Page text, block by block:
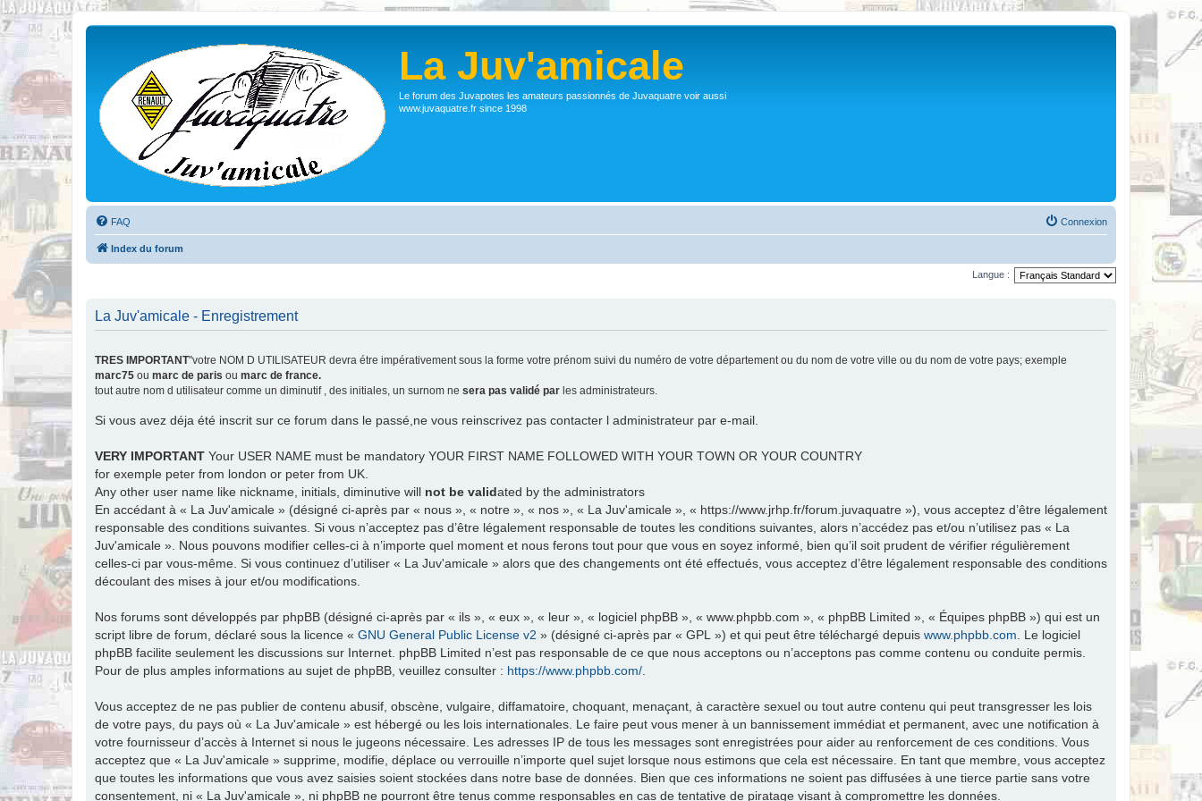
La Juv'amicale
Le forum des Juvapotes les amateurs passionnés de Juvaquatre voir aussi
www.juvaquatre.fr since 1998
FAQ Connexion
Index du forum
Langue :
La Juv'amicale - Enregistrement
TRES IMPORTANT"votre NOM D UTILISATEUR devra étre impérativement sous la forme votre prénom suivi du numéro de votre département ou du nom de votre ville ou du nom de votre pays; exemple
marc75 ou marc de paris ou marc de france.
tout autre nom d utilisateur comme un diminutif , des initiales, un surnom ne sera pas validé par les administrateurs.
Si vous avez déja été inscrit sur ce forum dans le passé,ne vous reinscrivez pas contacter l administrateur par e-mail.
VERY IMPORTANT Your USER NAME must be mandatory YOUR FIRST NAME FOLLOWED WITH YOUR TOWN OR YOUR COUNTRY
for exemple peter from london or peter from UK.
Any other user name like nickname, initials, diminutive will not be validated by the administrators
En accédant à « La Juv'amicale » (désigné ci-après par « nous », « notre », « nos », « La Juv'amicale », « https://www.jrhp.fr/forum.juvaquatre »), vous acceptez d’être légalement
responsable des conditions suivantes. Si vous n’acceptez pas d’être légalement responsable de toutes les conditions suivantes, alors n’accédez pas et/ou n’utilisez pas « La
Juv'amicale ». Nous pouvons modifier celles-ci à n’importe quel moment et nous ferons tout pour que vous en soyez informé, bien qu’il soit prudent de vérifier régulièrement
celles-ci par vous-même. Si vous continuez d’utiliser « La Juv'amicale » alors que des changements ont été effectués, vous acceptez d’être légalement responsable des conditions
découlant des mises à jour et/ou modifications.
Nos forums sont développés par phpBB (désigné ci-après par « ils », « eux », « leur », « logiciel phpBB », « www.phpbb.com », « phpBB Limited », « Équipes phpBB ») qui est un
script libre de forum, déclaré sous la licence « GNU General Public License v2 » (désigné ci-après par « GPL ») et qui peut être téléchargé depuis www.phpbb.com . Le logiciel
phpBB facilite seulement les discussions sur Internet. phpBB Limited n’est pas responsable de ce que nous acceptons ou n’acceptons pas comme contenu ou conduite permis.
Pour de plus amples informations au sujet de phpBB, veuillez consulter : https://www.phpbb.com/
Vous acceptez de ne pas publier de contenu abusif, obscène, vulgaire, diffamatoire, choquant, menaçant, à caractère sexuel ou tout autre contenu qui peut transgresser les lois
de votre pays, du pays où « La Juv'amicale » est hébergé ou les lois internationales. Le faire peut vous mener à un bannissement immédiat et permanent, avec une notification à
votre fournisseur d’accès à Internet si nous le jugeons nécessaire. Les adresses IP de tous les messages sont enregistrées pour aider au renforcement de ces conditions. Vous
acceptez que « La Juv'amicale » supprime, modifie, déplace ou verrouille n’importe quel sujet lorsque nous estimons que cela est nécessaire. En tant que membre, vous acceptez
que toutes les informations que vous avez saisies soient stockées dans notre base de données. Bien que ces informations ne soient pas diffusées à une tierce partie sans votre
consentement, ni « La Juv'amicale », ni phpBB ne pourront être tenus comme responsables en cas de tentative de piratage visant à compromettre les données.